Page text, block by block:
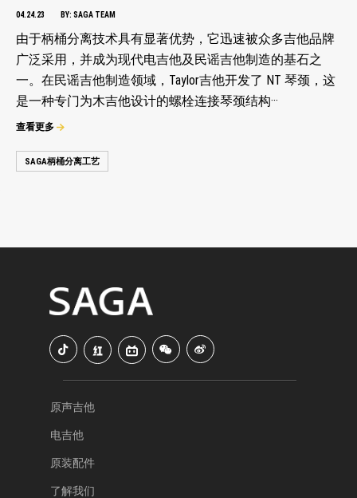
04.24.23 BY: SAGA TEAM
由于柄桶分离技术具有显著优势，它迅速被众多吉他品牌
广泛采用，并成为现代电吉他及民谣吉他制造的基石之
一。在民谣吉他制造领域，Taylor吉他开发了 NT 琴颈，这
是一种专门为木吉他设计的螺栓连接琴颈结构···
查看更多
SAGA柄桶分离工艺
原声吉他
电吉他
原装配件
了解我们